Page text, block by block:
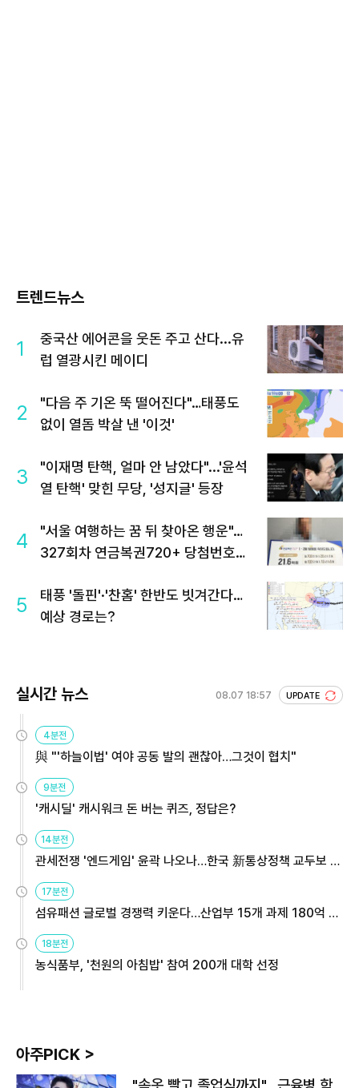
트렌드뉴스
1
중국산 에어콘을 웃돈 주고 산다...유
럽 열광시킨 메이디
2
"다음 주 기온 뚝 떨어진다"…태풍도
없이 열돔 박살 낸 '이것'
3
"이재명 탄핵, 얼마 안 남았다"...'윤석
열 탄핵' 맞힌 무당, '성지글' 등장
4
"서울 여행하는 꿈 뒤 찾아온 행운"…
327회차 연금복권720+ 당첨번호조
5
태풍 '돌핀'·'찬홈' 한반도 빗겨간다…
예상 경로는?
실시간 뉴스 08.07 18:57 UPDATE
4분전
與 "'하늘이법' 여야 공동 발의 괜찮아…그것이 협치"
9분전
'캐시딜' 캐시워크 돈 버는 퀴즈, 정답은?
14분전
관세전쟁 '엔드게임' 윤곽 나오나…한국 新통상정책 교두보 활
17분전
섬유패션 글로벌 경쟁력 키운다…산업부 15개 과제 180억 지
18분전
농식품부, '천원의 아침밥' 참여 200개 대학 선정
아주PICK >